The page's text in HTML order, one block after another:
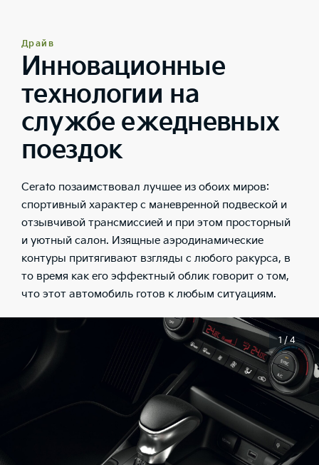
Драйв
Инновационные
технологии на
службе ежедневных
поездок
Cerato позаимствовал лучшее из обоих миров:
спортивный характер с маневренной подвеской и
отзывчивой трансмиссией и при этом просторный
и уютный салон. Изящные аэродинамические
контуры притягивают взгляды с любого ракурса, в
то время как его эффектный облик говорит о том,
что этот автомобиль готов к любым ситуациям.
1 / 4